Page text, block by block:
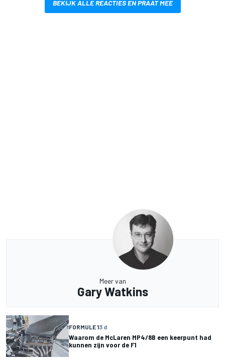
BEKIJK ALLE REACTIES EN PRAAT MEE
Meer van
Gary Watkins
FORMULE 13 d
Waarom de McLaren MP4/8B een keerpunt had
kunnen zijn voor de F1